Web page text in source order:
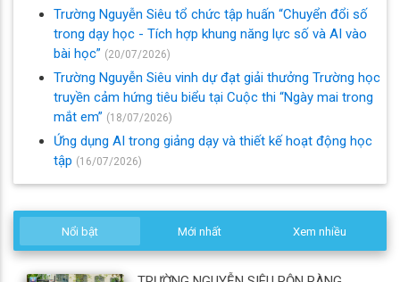
Trường Nguyễn Siêu tổ chức tập huấn “Chuyển đổi số
trong dạy học - Tích hợp khung năng lực số và AI vào
bài học” (20/07/2026)
Trường Nguyễn Siêu vinh dự đạt giải thưởng Trường học
truyền cảm hứng tiêu biểu tại Cuộc thi “Ngày mai trong
mắt em” (18/07/2026)
Ứng dụng AI trong giảng dạy và thiết kế hoạt động học
tập (16/07/2026)
Nổi bật Mới nhất Xem nhiều